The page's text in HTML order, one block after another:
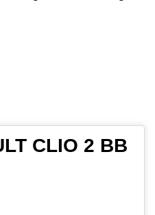
CLIO 2 BB